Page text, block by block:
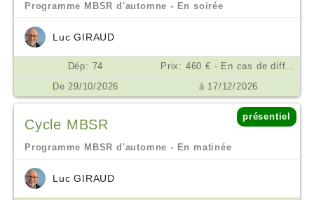
Programme MBSR d'automne - En soirée
Luc GIRAUD
Dép: 74
Prix: 460 € - En cas de difficulté financière, nous consulter. €
De 29/10/2026
à 17/12/2026
Cycle MBSR
présentiel
Programme MBSR d'automne - En matinée
Luc GIRAUD